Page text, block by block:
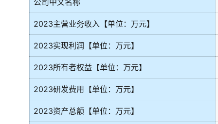
公司中文名称
2023主营业务收入【单位：万元】
2023实现利润【单位：万元】
2023所有者权益【单位：万元】
2023研发费用【单位：万元】
2023资产总额【单位：万元】